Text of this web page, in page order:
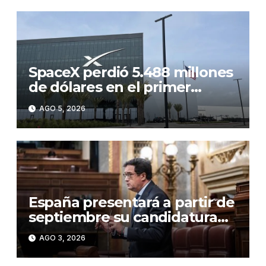
SpaceX perdió 5.488 millones
de dólares en el primer
semestre de 2026, un 257 %
más interanual
AGO 5, 2026
España presentará a partir de
septiembre su candidatura
para albergar una de las
gigafactorías de IA europeas
AGO 3, 2026